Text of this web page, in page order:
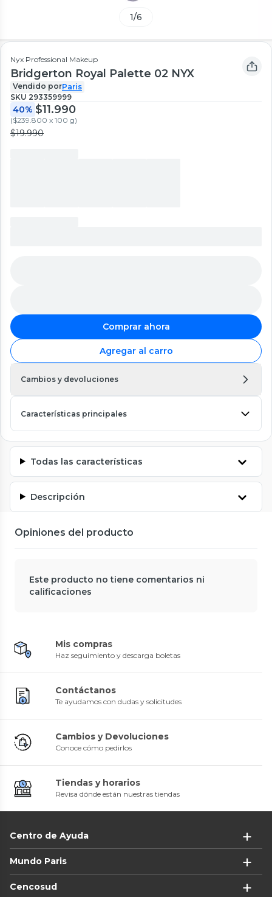
1/6
Nyx Professional Makeup
Bridgerton Royal Palette 02 NYX
Vendido porParis
SKU 293359999
40% $11.990
($239.800 x 100 g)
$19.990
Comprar ahora
Agregar al carro
Cambios y devoluciones
Características principales
Todas las características
Descripción
Opiniones del producto
Este producto no tiene comentarios ni
calificaciones
Mis compras
Haz seguimiento y descarga boletas
Contáctanos
Te ayudamos con dudas y solicitudes
Cambios y Devoluciones
Conoce cómo pedirlos
Tiendas y horarios
Revisa dónde están nuestras tiendas
Centro de Ayuda
Mundo Paris
Cencosud